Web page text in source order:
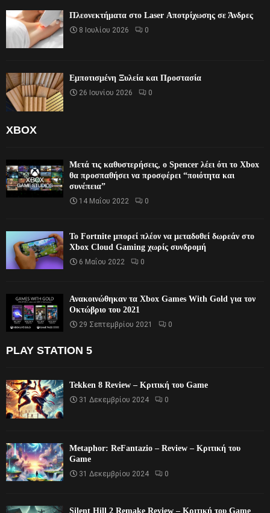
Πλεονεκτήματα στο Laser Αποτρίχωσης σε Άνδρες
8 Ιουλίου 2026 0
Εμποτισμένη Ξυλεία και Προστασία
26 Ιουνίου 2026 0
XBOX
Μετά τις καθυστερήσεις, ο Spencer λέει ότι το Xbox
θα προσπαθήσει να προσφέρει “ποιότητα και
συνέπεια”
14 Μαΐου 2022 0
Το Fortnite μπορεί πλέον να μεταδοθεί δωρεάν στο
Xbox Cloud Gaming χωρίς συνδρομή
6 Μαΐου 2022 0
Ανακοινώθηκαν τα Xbox Games With Gold για τον
Οκτώβριο του 2021
29 Σεπτεμβρίου 2021 0
PLAY STATION 5
Tekken 8 Review – Κριτική του Game
31 Δεκεμβρίου 2024 0
Metaphor: ReFantazio – Review – Κριτική του
Game
31 Δεκεμβρίου 2024 0
Silent Hill 2 Remake Review – Κριτική του Game